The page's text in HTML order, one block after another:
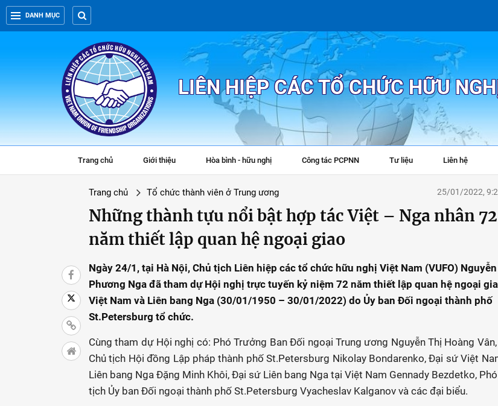
DANH MỤC
LIÊN HIỆP CÁC TỔ CHỨC HỮU
Trang chủ Giới thiệu Hòa bình - hữu nghị Công tác PCPNN Tư liệu Liên hệ
Trang chủ Tổ chức thành viên ở Trung ương 25/01/2022,
Những thành tựu nổi bật hợp tác Việt – Nga nhân 72
năm thiết lập quan hệ ngoại giao
Ngày 24/1, tại Hà Nội, Chủ tịch Liên hiệp các tổ chức hữu nghị Việt Nam (VUFO) Nguyễn
Phương Nga đã tham dự Hội nghị trực tuyến kỷ niệm 72 năm thiết lập quan hệ ngoại
Việt Nam và Liên bang Nga (30/01/1950 – 30/01/2022) do Ủy ban Đối ngoại thành phố
St.Petersburg tổ chức.
Cùng tham dự Hội nghị có: Phó Trưởng Ban Đối ngoại Trung ương Nguyễn Thị Hoàng
Chủ tịch Hội đồng Lập pháp thành phố St.Petersburg Nikolay Bondarenko, Đại sứ Việt
Liên bang Nga Đặng Minh Khôi, Đại sứ Liên bang Nga tại Việt Nam Gennady Bezdetko,
tịch Ủy ban Đối ngoại thành phố St.Petersburg Vyacheslav Kalganov và các đại biểu.